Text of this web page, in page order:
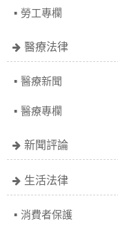
勞工專欄
醫療法律
醫療新聞
醫療專欄
新聞評論
生活法律
消費者保護